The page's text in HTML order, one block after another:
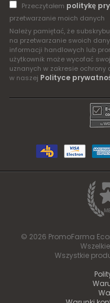
Przeczytałem politykę
przetwarzanie moich danych
Należy pamiętać, że
na przetwarzanie swoich
informacji handlowych lub
użytkownik może wycofać
uznanych w zakresie
w naszej Polityce
© 2026 PromoFarma
Wszystkie